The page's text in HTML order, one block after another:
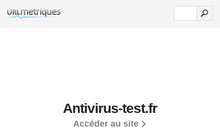
Antivirus-test.fr
Accéder au site